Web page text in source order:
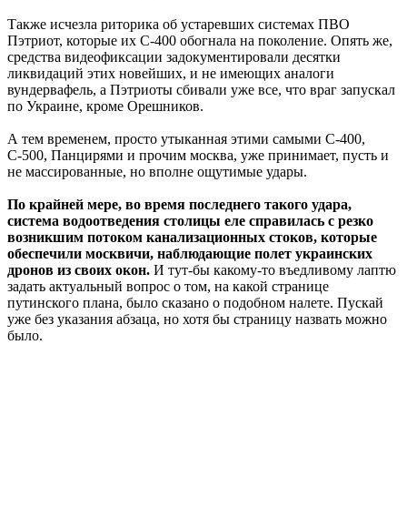
Также исчезла риторика об устаревших системах ПВО
Пэтриот, которые их С-400 обогнала на поколение. Опять же,
средства видеофиксации задокументировали десятки
ликвидаций этих новейших, и не имеющих аналоги
вундервафель, а Пэтриоты сбивали уже все, что враг запускал
по Украине, кроме Орешников.
А тем временем, просто утыканная этими самыми С-400,
С-500, Панцирями и прочим москва, уже принимает, пусть и
не массированные, но вполне ощутимые удары.
По крайней мере, во время последнего такого удара,
система водоотведения столицы еле справилась с резко
возникшим потоком канализационных стоков, которые
обеспечили москвичи, наблюдающие полет украинских
дронов из своих окон. И тут-бы какому-то въедливому лаптю
задать актуальный вопрос о том, на какой странице
путинского плана, было сказано о подобном налете. Пускай
уже без указания абзаца, но хотя бы страницу назвать можно
было.